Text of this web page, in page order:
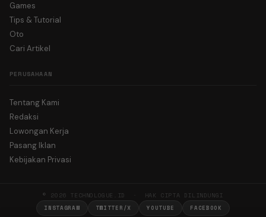
Games
Tips & Tutorial
Oto
Cari Artikel
PERUSAHAAN
Tentang Kami
Redaksi
Lowongan Kerja
Pasang Iklan
Kebijakan Privasi
© 2026 TECHNOLOGUE.ID · HAK CIPTA DILINDUNGI
INSTAGRAM TWITTER/X YOUTUBE FACEBOOK